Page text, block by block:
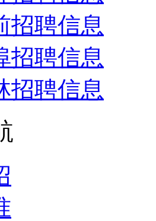
招聘信息
招聘信息
招聘信息